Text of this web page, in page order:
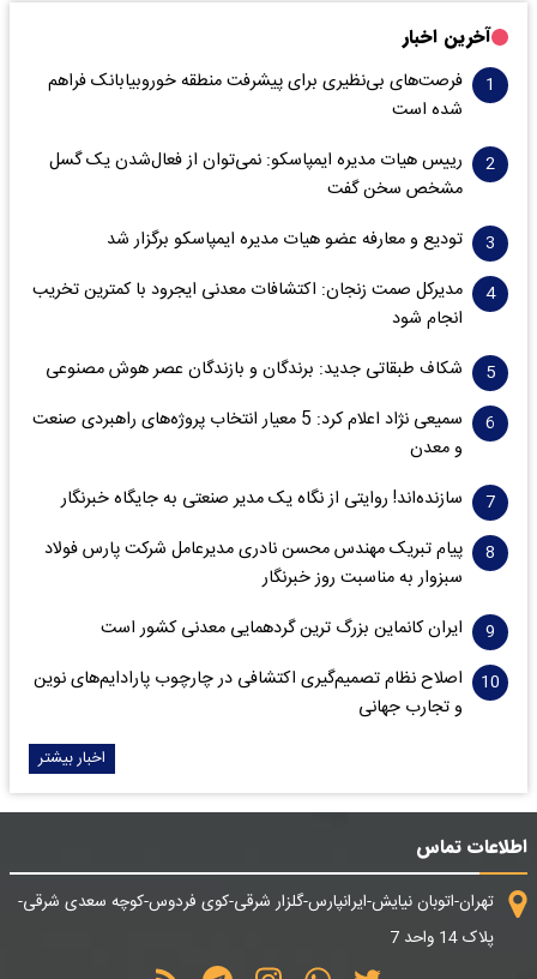
آخرین اخبار
فرصت‌های بی‌نظیری برای پیشرفت منطقه خوروبیابانک فراهم
شده است
رییس هیات مدیره ایمپاسکو: نمی‌توان از فعال‌شدن یک گسل
مشخص سخن گفت
تودیع و معارفه عضو هیات مدیره ایمپاسکو برگزار شد
مدیرکل صمت زنجان: اکتشافات معدنی ایجرود با کمترین تخریب
انجام شود
شکاف طبقاتی جدید: برندگان و بازندگان عصر هوش مصنوعی
سمیعی‌ نژاد اعلام کرد: 5 معیار انتخاب پروژه‌های راهبردی صنعت
و معدن
سازنده‌اند! روایتی از نگاه یک مدیر صنعتی به جایگاه خبرنگار
پیام تبریک مهندس محسن نادری مدیرعامل شرکت پارس فولاد
سبزوار به مناسبت روز خبرنگار
ایران کانماین بزرگ ترین گردهمایی معدنی کشور است
اصلاح نظام تصمیم‌گیری اکتشافی در چارچوب پارادایم‌های نوین
و تجارب جهانی
اخبار بیشتر
اطلاعات تماس
تهران-اتوبان نیایش-ایرانپارس-گلزار شرقی-کوی فردوس-کوچه سعدی شرقی-
پلاک 14 واحد 7